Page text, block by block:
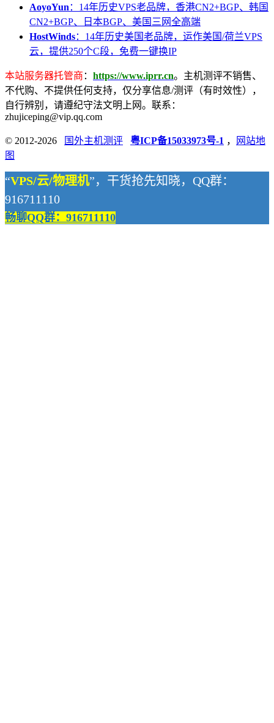
AoyoYun ：14年历史VPS老品牌，香港CN2+BGP、韩国
CN2+BGP、日本BGP、美国三网全高端
HostWinds：14年历史美国老品牌，运作美国/荷兰VPS
云，提供250个C段，免费一键换IP
本站服务器托管商 ： https://www.iprr.cn。主机测评不销售、
不代购、不提供任何支持，仅分享信息/测评（有时效性），
自行辨别，请遵纪守法文明上网。联系：
zhujiceping@vip.qq.com
© 2012-2026 国外主机测评 粤ICP备15033973号-1 ，
网站地
图
“VPS/云/物理机”，干货抢先知晓，QQ群：
916711110
畅聊QQ群：916711110